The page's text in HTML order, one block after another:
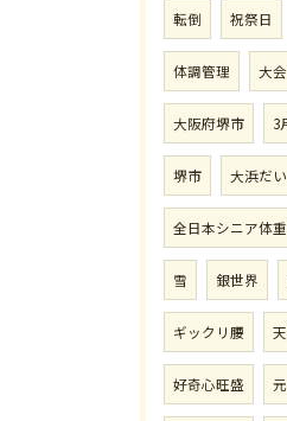
転倒 祝祭日
体調管理 大会
大阪府堺市 3
堺市 大浜だ
全日本シニア体
雪 銀世界
ギックリ腰
好奇心旺盛